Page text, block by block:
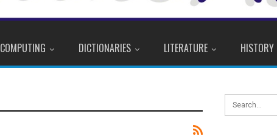
COMPUTING DICTIONARIES LITERATURE HISTORY